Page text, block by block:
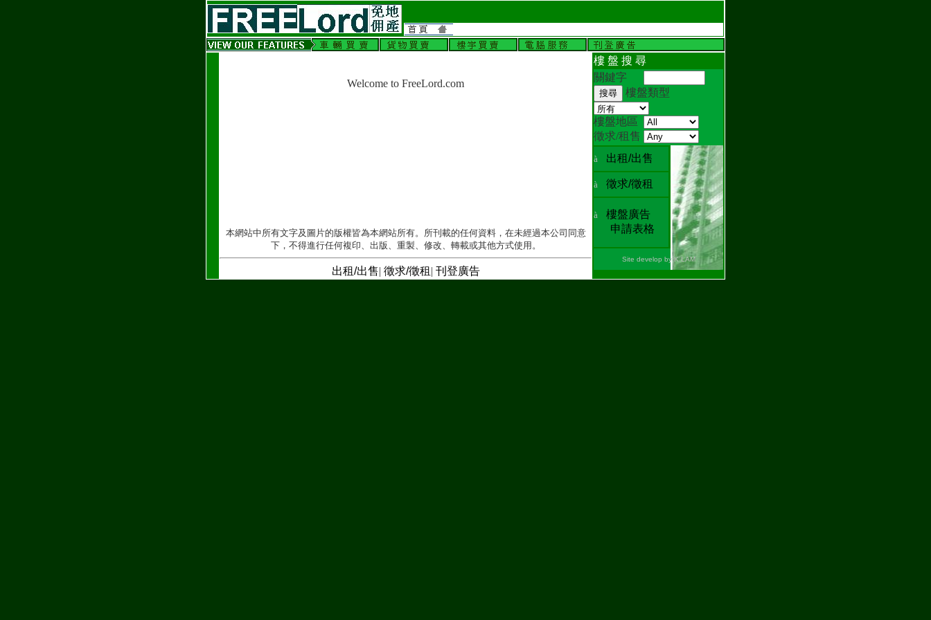
Welcome to FreeLord.com
本網站中所有文字及圖片的版權皆為本網站所有。所刊載的任何資料，在未經過本公司同意
下，不得進行任何複印、出版、重製、修改、轉載或其他方式使用。
出租/出售| 徵求/徵租 | 刊登廣告
樓 盤 搜 尋
關鍵字
樓盤類型
樓盤地區
徵求/租售
à 出租/出售
à 徵求/徵租
à
樓盤廣告
申請表格
Site develop by K LAM